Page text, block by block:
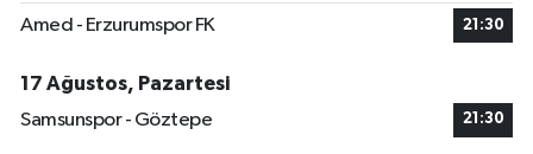
Amed - Erzurumspor FK 21:30
17 Ağustos, Pazartesi
Samsunspor - Göztepe
21:30